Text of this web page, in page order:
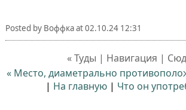
Posted by Воффкаat02.10.24 12:31
« Туды | Навигация |
« Место, диаметрально
| На главную | Что он